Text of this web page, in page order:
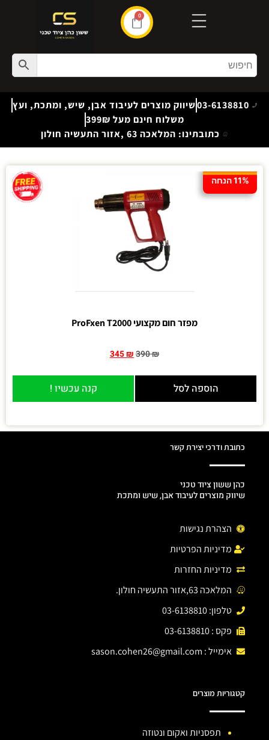
0
03-6138810שיווק מוצרים לעיבוד אבן, שיש, ומתכת, ועץ
משלוח חינם מעל 399₪
כתובתינו: המלאכה 63 ,אזור התעשיה חולון
11% הנחה
מפזר חום מקצועי ProFxen T2000
390₪
345₪
הוספה לסל קנה עכשיו !
כתובת ודרכי יצירת קשר
כהן ששון ציוד טכני
שיווק מוצרים לעיבוד אבן, שיש ומתכת
הצהרת נגישות
מדיניות הפרטיות
מדיניות החזרות
המלאכה 63,אזור התעשיה חולון.
טלפון: 03-6138810
פקס : 03-6138810
אימייל : sason.cohen26@gmail.com
קטגוריות מוצרים
תפסניות ואקום ונטוזה